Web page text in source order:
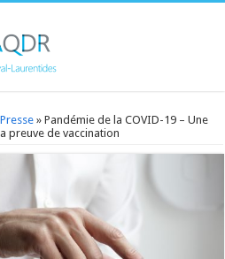
» Pandémie de la COVID-19 – Une
preuve de vaccination